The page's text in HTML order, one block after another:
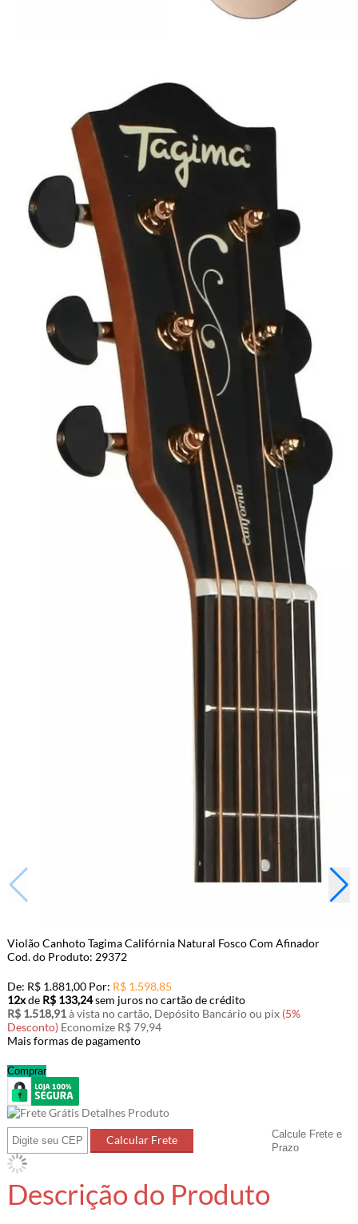
Violão Canhoto Tagima Califórnia Natural Fosco Com Afinador
Cod. do Produto: 29372
De: R$ 1.881,00 Por: R$ 1.598,85
12xde R$ 133,24sem juros no cartão de crédito
R$ 1.518,91à vista no cartão, Depósito Bancário ou pix (5%
Desconto) Economize R$ 79,94
Mais formas de pagamento
Comprar
Calcule Frete e
Prazo
Descrição do Produto